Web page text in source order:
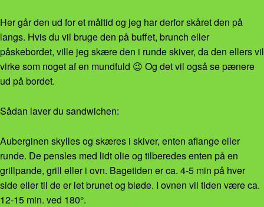
Her går den ud for et måltid og jeg har derfor skåret den på
langs. Hvis du vil bruge den på buffet, brunch eller
påskebordet, ville jeg skære den i runde skiver, da den ellers vil
virke som noget af en mundfuld 😉 Og det vil også se pænere
ud på bordet.
Sådan laver du sandwichen:
Auberginen skylles og skæres i skiver, enten aflange eller
runde. De pensles med lidt olie og tilberedes enten på en
grillpande, grill eller i ovn. Bagetiden er ca. 4-5 min på hver
side eller til de er let brunet og bløde. I ovnen vil tiden være ca.
12-15 min. ved 180°.